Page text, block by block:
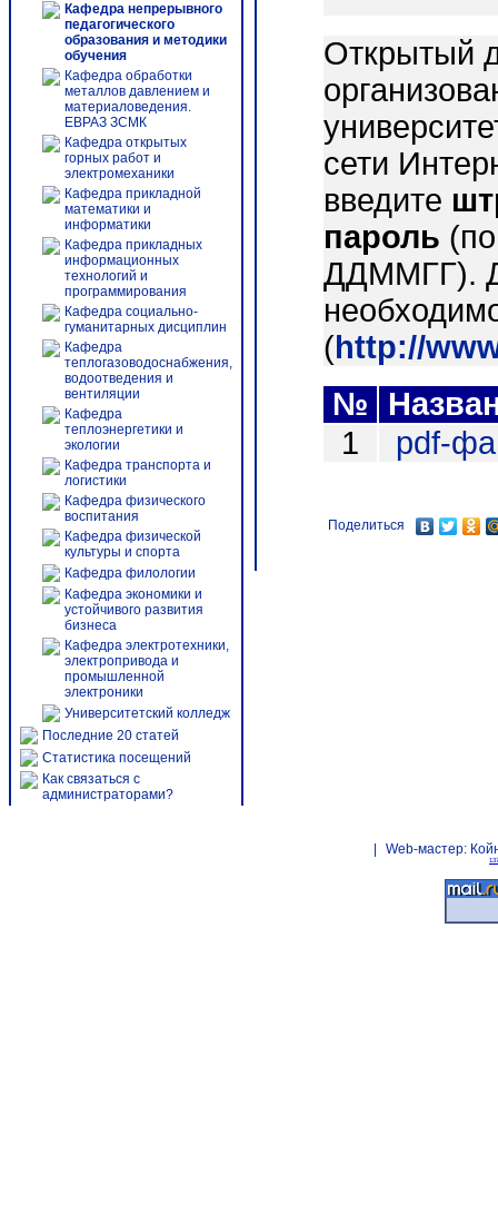
Кафедра непрерывного
педагогического
образования и методики
обучения
Кафедра обработки
металлов давлением и
материаловедения.
ЕВРАЗ ЗСМК
Кафедра открытых
горных работ и
электромеханики
Кафедра прикладной
математики и
информатики
Кафедра прикладных
информационных
технологий и
программирования
Кафедра социально-
гуманитарных дисциплин
Кафедра
теплогазоводоснабжения,
водоотведения и
вентиляции
Кафедра
теплоэнергетики и
экологии
Кафедра транспорта и
логистики
Кафедра физического
воспитания
Кафедра физической
культуры и спорта
Кафедра филологии
Кафедра экономики и
устойчивого развития
бизнеса
Кафедра электротехники,
электропривода и
промышленной
электроники
Университетский колледж
Последние 20 статей
Статистика посещений
Как связаться с
администраторами?
Открытый
сети
введите
пароль
ДДММГГ).
(http://
№
1
pdf-
Поделиться
Web-мастер: